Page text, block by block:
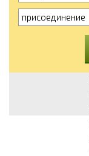
присоединение